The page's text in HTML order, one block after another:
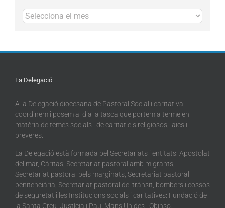
Arxius
La Delegació
A la Delegació diocesana de Pastoral Social i caritativa
coordinem i posem al dia la tasca que portem a terme en
matèria de temes socials i de caritat els religiosos, laics i
preveres.
La Delegació està formada pel Secretariats i entitats: Apostolat
del mar, Càritas, Secretariat pastoral amb migrants,
Secretariat pastoral pels marginats, Secretariat pastoral
penitenciària, Secretariat pastoral del trànsit, bombers i cossos
de seguretat i les Institucions socials i caritatives: Fundació de
la Santa Creu, Justícia i Pau, Mans Unides i Obinso.